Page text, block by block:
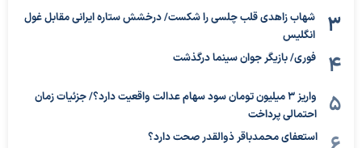
شهاب زاهدی قلب چلسی را شکست/ درخشش ستاره ایرانی مقابل غول
انگلیس
فوری/ بازیگر جوان سینما درگذشت
واریز ۳ میلیون تومان سود سهام عدالت واقعیت دارد؟/ جزئیات زمان
احتمالی پرداخت
استعفای محمدباقر ذوالقدر صحت دارد؟